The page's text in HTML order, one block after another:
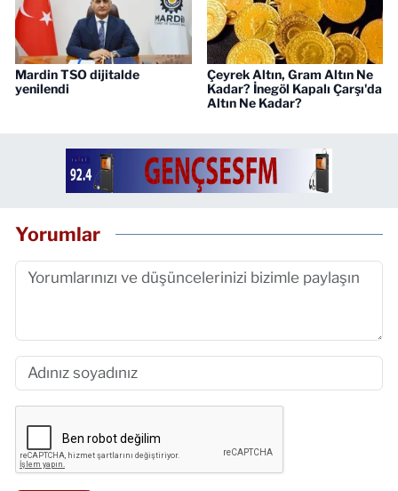
Mardin TSO dijitalde
yenilendi
Çeyrek Altın, Gram Altın Ne
Kadar? İnegöl Kapalı Çarşı'da
Altın Ne Kadar?
Yorumlar